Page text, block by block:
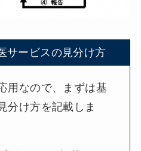
サービスの見分け方
用なので、まずは基
分け方を記載しま